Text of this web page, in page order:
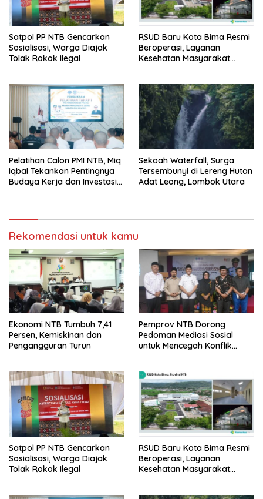
Satpol PP NTB Gencarkan
Sosialisasi, Warga Diajak
Tolak Rokok Ilegal
RSUD Baru Kota Bima Resmi
Beroperasi, Layanan
Kesehatan Masyarakat
Pelatihan Calon PMI NTB, Miq
Iqbal Tekankan Pentingnya
Budaya Kerja dan Investasi
Sekoah Waterfall, Surga
Tersembunyi di Lereng Hutan
Adat Leong, Lombok Utara
Rekomendasi untuk kamu
Ekonomi NTB Tumbuh 7,41
Persen, Kemiskinan dan
Pengangguran Turun
Pemprov NTB Dorong
Pedoman Mediasi Sosial
untuk Mencegah Konflik
Satpol PP NTB Gencarkan
Sosialisasi, Warga Diajak
Tolak Rokok Ilegal
RSUD Baru Kota Bima Resmi
Beroperasi, Layanan
Kesehatan Masyarakat